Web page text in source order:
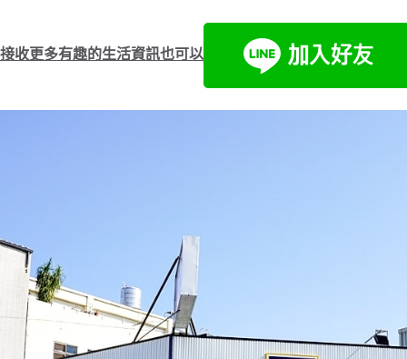
接收更多有趣的生活資訊也可以